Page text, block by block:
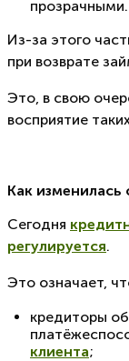
прозрачными.
Из-за этого
при возврате
Это, в свою
восприятие
Как изменилась
Сегодня
регулируется.
Это означает,
кредиторы
клиента;